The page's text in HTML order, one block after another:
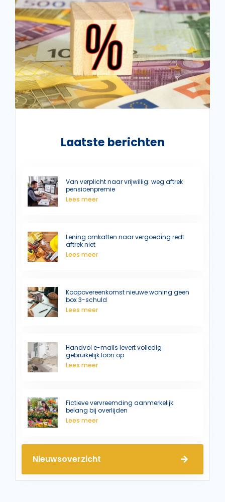
Laatste berichten
Van verplicht naar vrijwillig: weg aftrek
pensioenpremie
Lees meer
Lening omkatten naar vergoeding redt
aftrek niet
Lees meer
Koopovereenkomst nieuwe woning geen
box 3-schuld
Lees meer
Handvol e-mails levert volledig
gebruikelijk loon op
Lees meer
Fictieve vervreemding aanmerkelijk
belang bij overlijden
Lees meer
Nieuwsoverzicht